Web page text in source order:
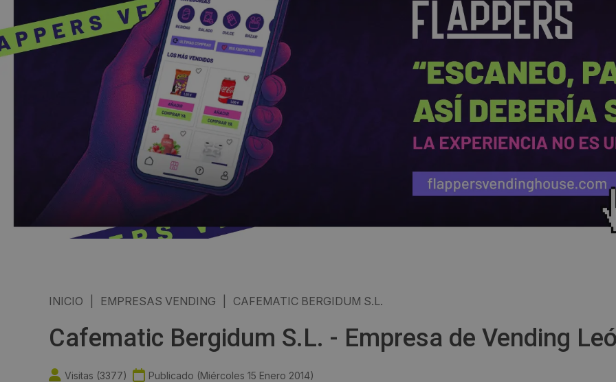
INICIO EMPRESAS VENDING CAFEMATIC BERGIDUM S.L.
Cafematic Bergidum S.L. - Empresa de Vending
Visitas (3377) Publicado (Miércoles 15 Enero 2014)